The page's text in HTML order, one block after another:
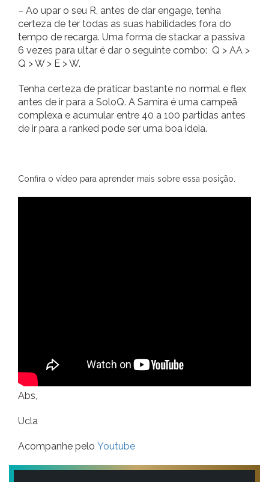
– Ao upar o seu R, antes de dar engage, tenha
certeza de ter todas as suas habilidades fora do
tempo de recarga. Uma forma de stackar a passiva
6 vezes para ultar é dar o seguinte combo: Q > AA >
Q > W > E > W.
Tenha certeza de praticar bastante no normal e flex
antes de ir para a SoloQ. A Samira é uma campeã
complexa e acumular entre 40 a 100 partidas antes
de ir para a ranked pode ser uma boa ideia.
Confira o vídeo para aprender mais sobre essa posição.
Abs,
Ucla
Acompanhe pelo Youtube